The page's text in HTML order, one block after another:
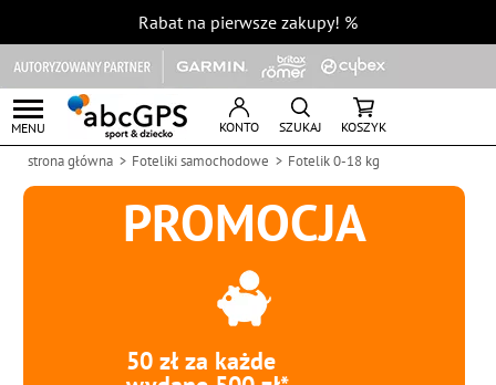
Rabat na pierwsze zakupy! %
MENU KONTO SZUKAJ KOSZYK
strona główna Foteliki samochodowe Fotelik 0-18 kg
PROMOCJA
50 zł za każde